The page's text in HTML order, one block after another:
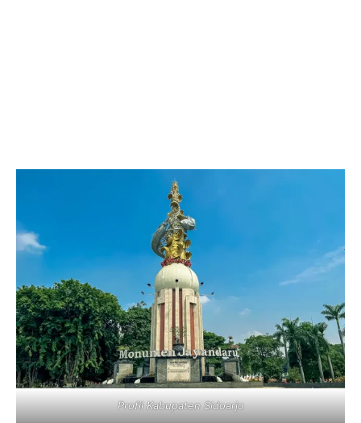
Profil Kabupaten Sidoarjo